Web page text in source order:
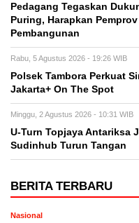
Pedagang Tegaskan
Puring, Harapkan
Pembangunan
Rabu, 5 Agustus 2026 - 19:26 WIB
Polsek Tambora Perkuat
Jakarta+ On The Spot
Minggu, 2 Agustus 2026 - 10:31 WIB
U-Turn Topjaya Antariksa
Sudinhub Turun Tangan
BERITA TERBARU
Nasional